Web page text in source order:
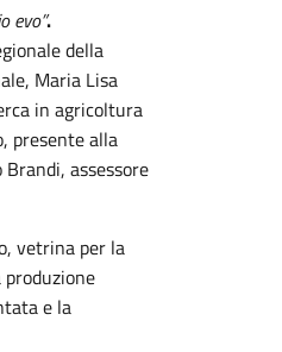
evo”.
della
Maria Lisa
in agricoltura
presente alla
assessore
vetrina per la
e la